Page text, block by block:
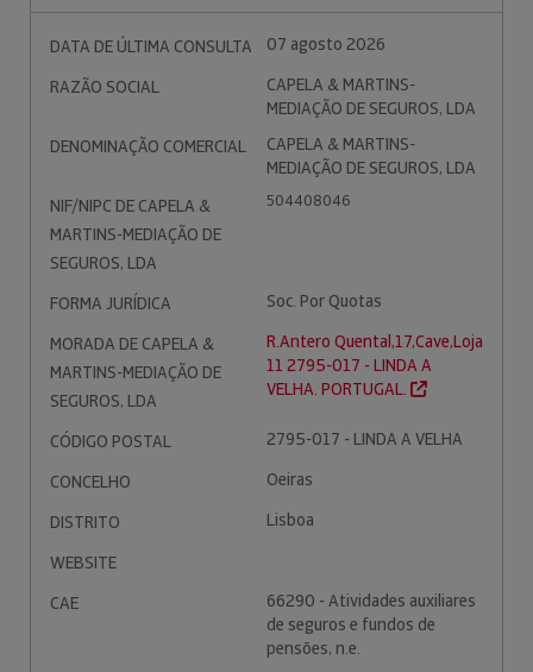
DATA DE ÚLTIMA CONSULTA
07 agosto 2026
RAZÃO SOCIAL
CAPELA & MARTINS-
MEDIAÇÃO DE SEGUROS, LDA
DENOMINAÇÃO COMERCIAL
CAPELA & MARTINS-
MEDIAÇÃO DE SEGUROS, LDA
NIF/NIPC DE CAPELA &
MARTINS-MEDIAÇÃO DE
SEGUROS, LDA
504408046
FORMA JURÍDICA
Soc. Por Quotas
MORADA DE CAPELA &
MARTINS-MEDIAÇÃO DE
SEGUROS, LDA
R.Antero Quental,17,Cave,Loja
11 2795-017 - LINDA A
VELHA. PORTUGAL.
CÓDIGO POSTAL
2795-017 - LINDA A VELHA
CONCELHO
Oeiras
DISTRITO
Lisboa
WEBSITE
CAE
66290 - Atividades auxiliares
de seguros e fundos de
pensões, n.e.